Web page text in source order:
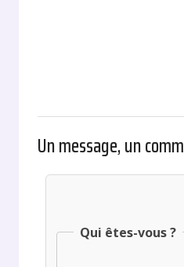
Un message, un
Qui êtes-vous ?